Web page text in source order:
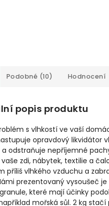
Podobné (10) Hodnocení
popis produktu
s vlhkostí ve vaší
opravdový likvidátor
a odstraňuje nepříjemné
zdi, nábytek, textilie a
příliš vlhkého vzduchu a
prezentovaný vysoušeč
které mají účinky
mořská sůl. 2 kg